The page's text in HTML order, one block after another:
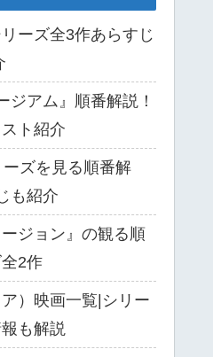
ーズ全3作あらすじ
ジアム』順番解説！
ト紹介
ズを見る順番解
も紹介
ージョン』の観る順
2作
）映画一覧|シリー
も解説